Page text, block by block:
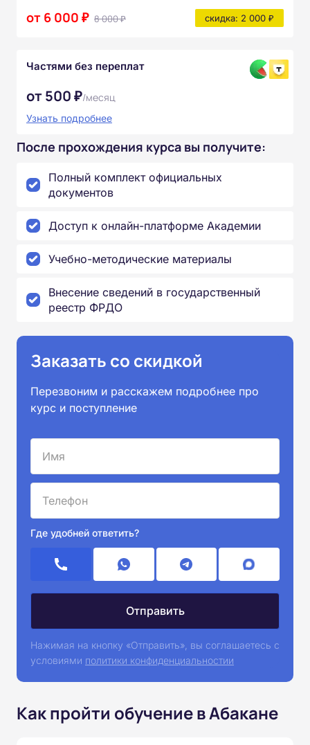
от 6 000 ₽ 8 000 ₽ скидка: 2 000 ₽
Частями без переплат
от 500 ₽/месяц
Узнать подробнее
После прохождения курса вы получите:
Полный комплект официальных
документов
Доступ к онлайн-платформе Академии
Учебно-методические материалы
Внесение сведений в государственный
реестр ФРДО
Заказать со скидкой
Перезвоним и расскажем подробнее про
курс и поступление
Где удобней ответить?
Нажимая на кнопку «Отправить», вы соглашаетесь с
условиями политики конфиденциальностии
Как пройти обучение в Абакане